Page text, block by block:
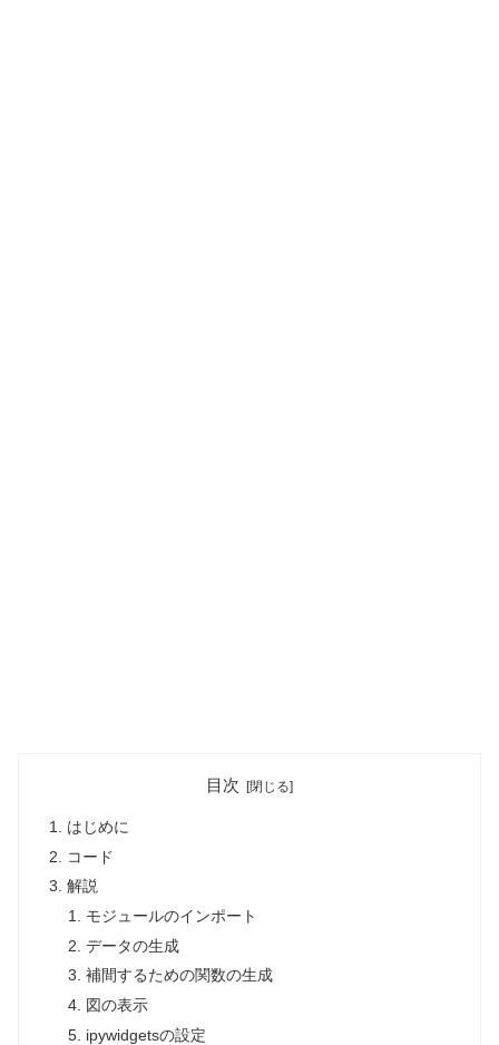
目次
はじめに
コード
解説
モジュールのインポート
データの生成
補間するための関数の生成
図の表示
ipywidgetsの設定